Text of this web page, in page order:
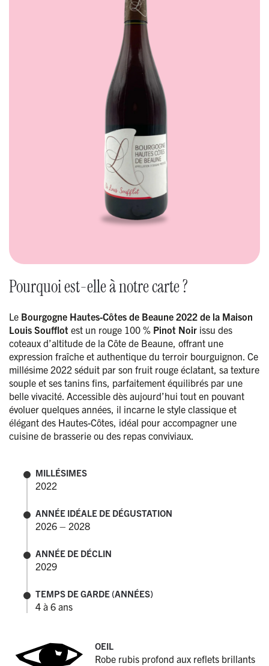
Pourquoi est-elle à notre carte ?
Le Bourgogne Hautes-Côtes de Beaune 2022 de la Maison
Louis Soufflot est un rouge 100 % Pinot Noir issu des
coteaux d’altitude de la Côte de Beaune, offrant une
expression fraîche et authentique du terroir bourguignon. Ce
millésime 2022 séduit par son fruit rouge éclatant, sa texture
souple et ses tanins fins, parfaitement équilibrés par une
belle vivacité. Accessible dès aujourd’hui tout en pouvant
évoluer quelques années, il incarne le style classique et
élégant des Hautes-Côtes, idéal pour accompagner une
cuisine de brasserie ou des repas conviviaux.
MILLÉSIMES
2022
ANNÉE IDÉALE DE DÉGUSTATION
2026 – 2028
ANNÉE DE DÉCLIN
2029
TEMPS DE GARDE (ANNÉES)
4 à 6 ans
OEIL
Robe rubis profond aux reflets brillants